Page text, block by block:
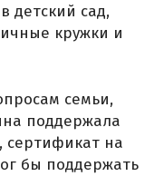
детский сад,
кружки и
семьи,
поддержала
сертификат на
бы поддержать